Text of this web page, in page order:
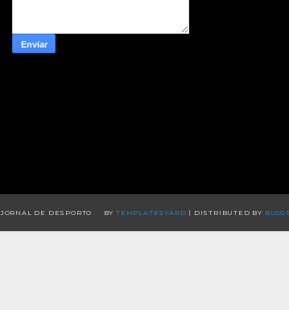
JORNAL DE DESPORTO BY TEMPLATESYARD | DISTRIBUTED BY